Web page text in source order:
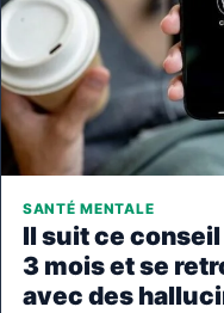
SANTÉ MENTALE
Il suit ce
3 mois et se
avec des